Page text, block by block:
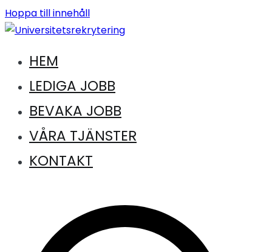
Hoppa till innehåll
Universitetsrekrytering
Jobb inom universitet och högskola
HEM
LEDIGA JOBB
BEVAKA JOBB
VÅRA TJÄNSTER
KONTAKT